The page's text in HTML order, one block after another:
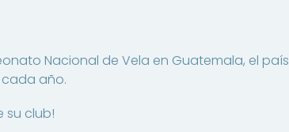
Nacional de Vela en Guatemala, el país
año.
su club!